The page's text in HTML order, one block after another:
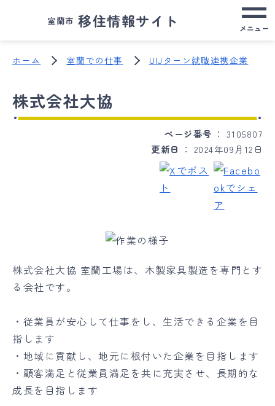
室蘭市 移住情報サイト メニュー
ホーム 室蘭での仕事 UIJターン就職連携企業
株式会社大協
ページ番号
3105807
更新日
2024年09月12日
株式会社大協 室蘭工場は、木製家具製造を専門とす
る会社です。
・従業員が安心して仕事をし、生活できる企業を目
指します
・地域に貢献し、地元に根付いた企業を目指します
・顧客満足と従業員満足を共に充実させ、長期的な
成長を目指します